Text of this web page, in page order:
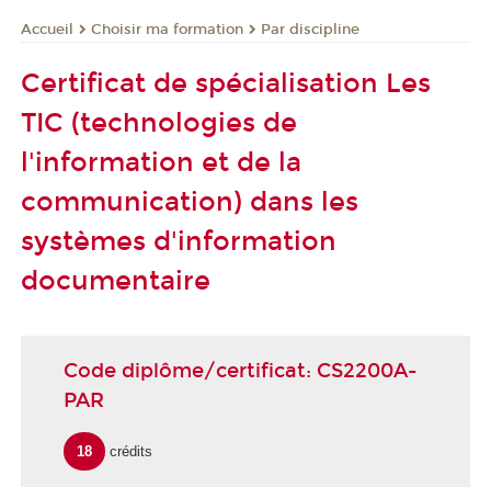
Accueil Choisir ma formation Par discipline
Certificat de spécialisation Les
TIC (technologies de
l'information et de la
communication) dans les
systèmes d'information
documentaire
Code diplôme/certificat: CS2200A-
PAR
18 crédits